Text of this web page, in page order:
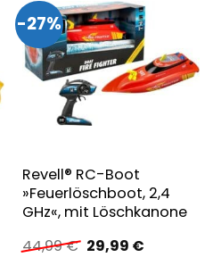
-27%
Revell® RC-Boot
»Feuerlöschboot, 2,4
GHz«, mit Löschkanone
44,99€ Ursprünglicher
Preis
29,99 €Aktueller